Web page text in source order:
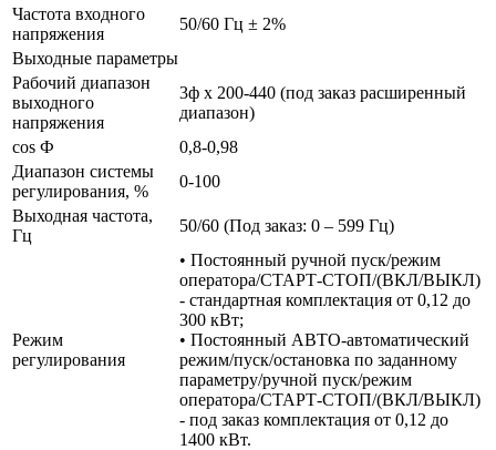
Частота входного
напряжения
50/60 Гц ± 2%
Выходные параметры
Рабочий диапазон
выходного
напряжения
3ф х 200-440 (под заказ расширенный
диапазон)
cos Ф
0,8-0,98
Диапазон системы
регулирования, %
0-100
Выходная частота,
Гц
50/60 (Под заказ: 0 – 599 Гц)
Режим
регулирования
• Постоянный ручной пуск/режим
оператора/СТАРТ-СТОП/(ВКЛ/ВЫКЛ)
- стандартная комплектация от 0,12 до
300 кВт;
• Постоянный АВТО-автоматический
режим/пуск/остановка по заданному
параметру/ручной пуск/режим
оператора/СТАРТ-СТОП/(ВКЛ/ВЫКЛ)
- под заказ комплектация от 0,12 до
1400 кВт.